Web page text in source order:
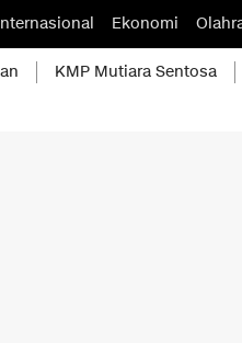
Ekonomi
KMP Mutiara Sentosa